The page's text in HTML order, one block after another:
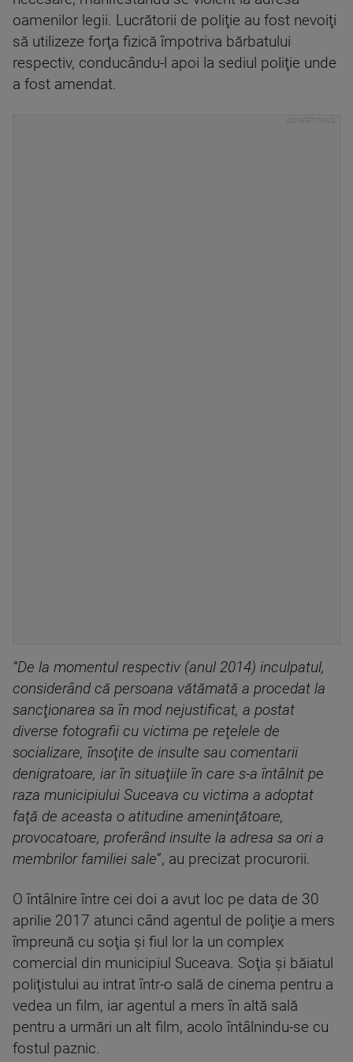
oamenilor legii. Lucrătorii de poliţie au fost nevoiţi
să utilizeze forţa fizică împotriva bărbatului
respectiv, conducându-l apoi la sediul poliţie unde
a fost amendat.
“De la momentul respectiv (anul 2014) inculpatul,
considerând că persoana vătămată a procedat la
sancţionarea sa în mod nejustificat, a postat
diverse fotografii cu victima pe reţelele de
socializare, însoţite de insulte sau comentarii
denigratoare, iar în situaţiile în care s-a întâlnit pe
raza municipiului Suceava cu victima a adoptat
faţă de aceasta o atitudine ameninţătoare,
provocatoare, proferând insulte la adresa sa ori a
membrilor familiei sale”, au precizat procurorii.
O întâlnire între cei doi a avut loc pe data de 30
aprilie 2017 atunci când agentul de poliţie a mers
împreună cu soţia şi fiul lor la un complex
comercial din municipiul Suceava. Soţia şi băiatul
poliţistului au intrat într-o sală de cinema pentru a
vedea un film, iar agentul a mers în altă sală
pentru a urmări un alt film, acolo întâlnindu-se cu
fostul paznic.